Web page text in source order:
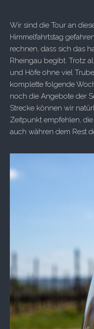
Wir sind die Tour an
Himmelfahrtstag
rechnen, dass sich das
Rheingau begibt. Trotz
und Höfe ohne viel
komplette folgende
noch die Angebote der
Strecke können wir
Zeitpunkt empfehlen,
auch währen dem Rest